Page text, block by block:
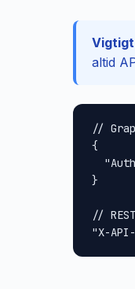
altid
//
{
}
//
"X-API-